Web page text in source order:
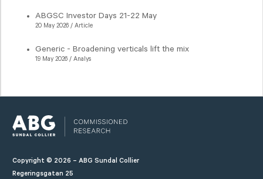
ABGSC Investor Days 21-22 May
20 May 2026 / Article
Generic - Broadening verticals lift the mix
19 May 2026 / Analys
Copyright © 2026 – ABG Sundal Collier
Regeringsgatan 25